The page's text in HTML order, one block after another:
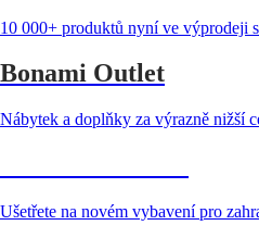
10 000+ produktů nyní ve výprodeji
Bonami Outlet
Nábytek a doplňky za výrazně nižší
Ušetřete na novém vybavení pro